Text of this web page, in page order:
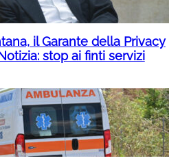
il Garante della Privacy
stop ai finti servizi